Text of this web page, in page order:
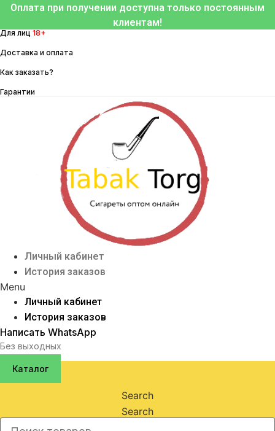
Перейти
содержимому
Оплата при получении доступна только постоянным
клиентам!
Для лиц 18+
Доставка и оплата
Как заказать?
Гарантии
Личный кабинет
История заказов
Menu
Личный кабинет
История заказов
Написать WhatsApp
Без выходных
Каталог
Search
Search